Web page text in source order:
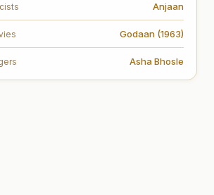
Anjaan
Godaan (1963)
Asha Bhosle